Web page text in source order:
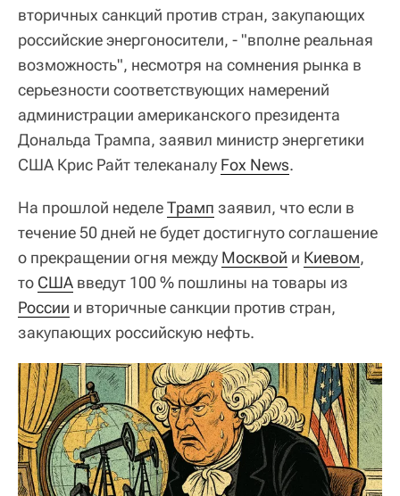
вторичных санкций против стран, закупающих
российские энергоносители, - "вполне реальная
возможность", несмотря на сомнения рынка в
серьезности соответствующих намерений
администрации американского президента
Дональда Трампа, заявил министр энергетики
США Крис Райт телеканалу Fox News.
На прошлой неделеТрамп заявил, что если в
течение 50 дней не будет достигнуто соглашение
о прекращении огня между Москвой и Киевом,
то США введут 100 % пошлины на товары из
России и вторичные санкции против стран,
закупающих российскую нефть.